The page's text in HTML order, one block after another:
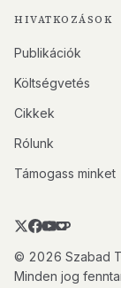
HIVATKOZÁSOK
Publikációk
Költségvetés
Cikkek
Rólunk
Támogass minket
© 2026 Szabad
Minden jog